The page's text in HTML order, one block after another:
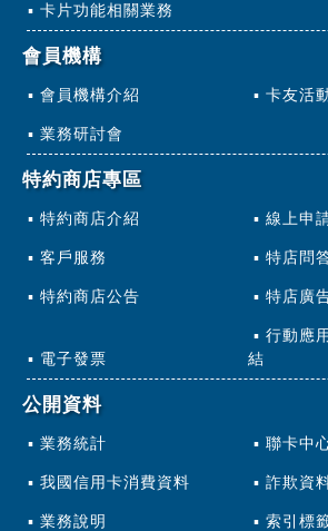
卡片功能相關業務
會員機構
會員機構介紹 卡友活
業務研討會
特約商店專區
特約商店介紹 線上申
客戶服務 特店問
特約商店公告 特店廣
電子發票
行動應
結
公開資料
業務統計 聯卡中
我國信用卡消費資料 詐欺資
業務說明 索引標